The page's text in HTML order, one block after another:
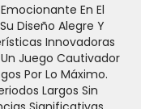
En El
Diseño Alegre Y
Innovadoras
Juego Cautivador
Por Lo Máximo.
Largos Sin